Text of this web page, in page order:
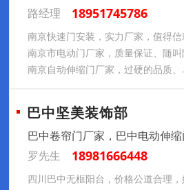
路经理
18951745786
南京快速门安装，实力厂家，值得信
南京市电动门厂家，质量保证、随叫
南京自动伸缩门厂家，过硬的品质
巴中坚美装饰部
巴中卷帘门厂家，巴中电动伸
罗先生
18981666448
四川巴中无框阳台，价格公道合理